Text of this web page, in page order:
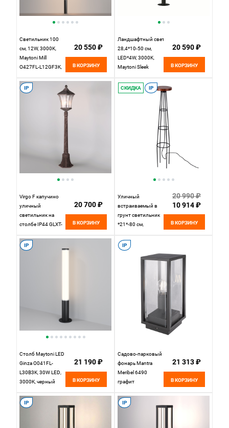
Светильник 100
см, 12W, 3000K,
Maytoni Mill
O427FL-L12GF3K,
20 550 ₽
В КОРЗИНУ
Ландшафтный светильник
28,4*10-50 см,
LED*4W, 3000K,
Maytoni Sleek
Графит
20 590 ₽
В КОРЗИНУ
IP
Virgo F капучино
уличный
светильник на
столбе IP44 GLXT-
Elektrostandard
20 700 ₽
В КОРЗИНУ
СКИДКА IP
Уличный
встраиваемый в
грунт светильник
*21*-80 см,
Odeon Light LIANA
7108/15GLA,
20 990 ₽
10 914 ₽
В КОРЗИНУ
IP
Столб Maytoni LED
Ginza O041FL-
L30B3K, 30W LED,
3000K, черный
21 190 ₽
В КОРЗИНУ
IP
Садово-парковый
фонарь Mantra
Meribel 6490
графит
21 313 ₽
В КОРЗИНУ
IP IP